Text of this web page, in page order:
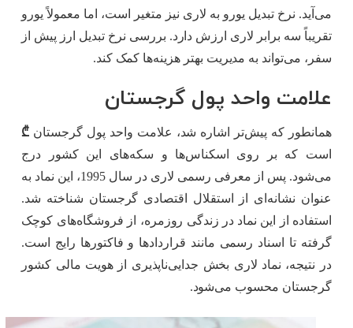
می‌آید. نرخ تبدیل یورو به لاری نیز متغیر است، اما معمولاً یورو
تقریباً سه برابر لاری ارزش دارد. بررسی نرخ تبدیل ارز پیش از
سفر، می‌تواند به مدیریت بهتر هزینه‌ها کمک کند.
علامت واحد پول گرجستان
همانطور که پیش‌تر اشاره شد، علامت واحد پول گرجستان ₾
است که بر روی اسکناس‌ها و سکه‌های این کشور درج
می‌شود. پس از معرفی رسمی لاری در سال 1995، این نماد به
عنوان نشانه‌ای از استقلال اقتصادی گرجستان شناخته شد.
استفاده از این نماد در زندگی روزمره، از فروشگاه‌های کوچک
گرفته تا اسناد رسمی مانند قراردادها و فاکتورها رایج است.
در نتیجه، نماد لاری بخش جدایی‌ناپذیری از هویت مالی کشور
گرجستان محسوب می‌شود.